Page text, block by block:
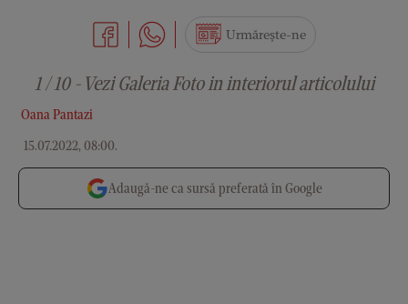
Oana Pantazi
15.07.2022, 08:00.
Urmărește-ne
1 / 10 - Vezi Galeria Foto in interiorul articolului
Adaugă-ne ca sursă preferată în Google